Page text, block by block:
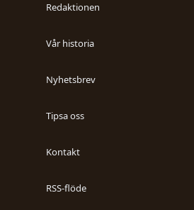
Redaktionen
Vår historia
Nyhetsbrev
Tipsa oss
Kontakt
RSS-flöde